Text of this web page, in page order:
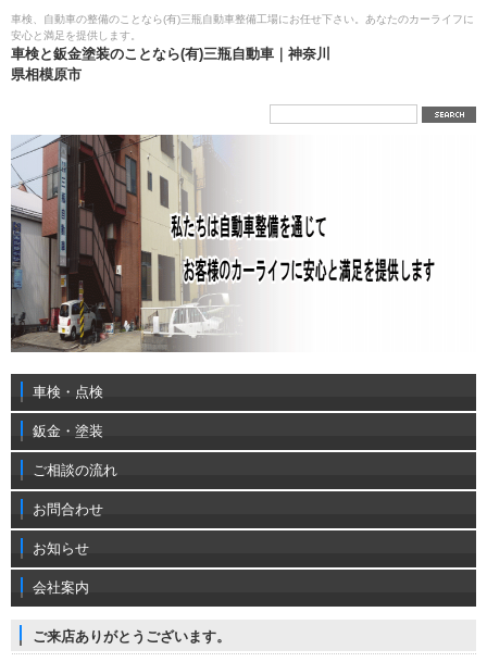
車検、自動車の整備のことなら(有)三瓶自動車整備工場にお任せ下さい。あなたのカーライフに
安心と満足を提供します。
車検と鈑金塗装のことなら(有)三瓶自動車｜神奈川
県相模原市
車検・点検
鈑金・塗装
ご相談の流れ
お問合わせ
お知らせ
会社案内
ご来店ありがとうございます。